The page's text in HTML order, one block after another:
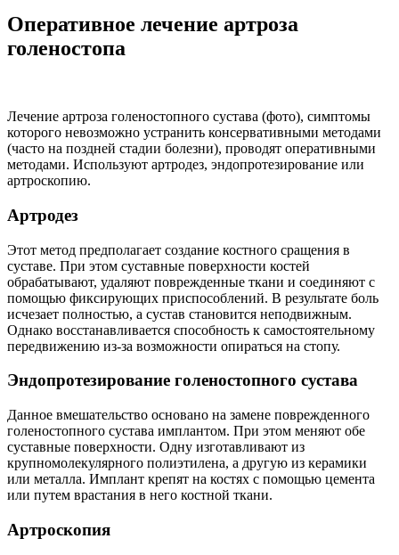
Оперативное лечение артроза
голеностопа
Лечение артроза голеностопного сустава (фото), симптомы
которого невозможно устранить консервативными методами
(часто на поздней стадии болезни), проводят оперативными
методами. Используют артродез, эндопротезирование или
артроскопию.
Артродез
Этот метод предполагает создание костного сращения в
суставе. При этом суставные поверхности костей
обрабатывают, удаляют поврежденные ткани и соединяют с
помощью фиксирующих приспособлений. В результате боль
исчезает полностью, а сустав становится неподвижным.
Однако восстанавливается способность к самостоятельному
передвижению из-за возможности опираться на стопу.
Эндопротезирование голеностопного сустава
Данное вмешательство основано на замене поврежденного
голеностопного сустава имплантом. При этом меняют обе
суставные поверхности. Одну изготавливают из
крупномолекулярного полиэтилена, а другую из керамики
или металла. Имплант крепят на костях с помощью цемента
или путем врастания в него костной ткани.
Артроскопия